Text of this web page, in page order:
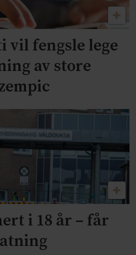
vil fengsle lege
av store
i 18 år – får